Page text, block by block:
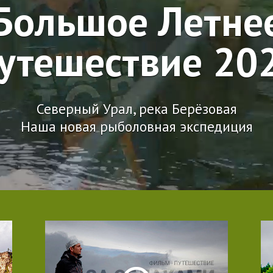
Северный Урал, река Берёзовая
Наша новая рыболовная экспедиция